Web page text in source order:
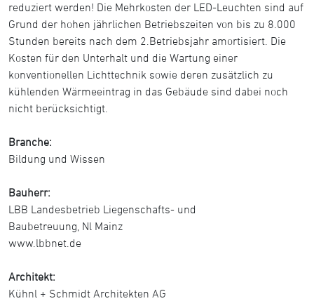
reduziert werden! Die Mehrkosten der LED-Leuchten sind auf
Grund der hohen jährlichen Betriebszeiten von bis zu 8.000
Stunden bereits nach dem 2.Betriebsjahr amortisiert. Die
Kosten für den Unterhalt und die Wartung einer
konventionellen Lichttechnik sowie deren zusätzlich zu
kühlenden Wärmeeintrag in das Gebäude sind dabei noch
nicht berücksichtigt.
Branche:
Bildung und Wissen
Bauherr:
LBB Landesbetrieb Liegenschafts- und
Baubetreuung, Nl Mainz
www.lbbnet.de
Architekt:
Kühnl + Schmidt Architekten AG